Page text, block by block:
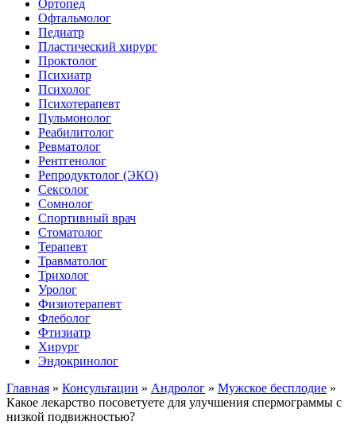
Ортопед
Офтальмолог
Педиатр
Пластический хирург
Проктолог
Психиатр
Психолог
Психотерапевт
Пульмонолог
Реабилитолог
Ревматолог
Рентгенолог
Репродуктолог (ЭКО)
Сексолог
Сомнолог
Спортивный врач
Стоматолог
Терапевт
Травматолог
Трихолог
Уролог
Физиотерапевт
Флеболог
Фтизиатр
Хирург
Эндокринолог
Главная » Консультации » Андролог » Мужское бесплодие »
Какое лекарство посоветуете для улучшения спермограммы с
низкой подвижностью?